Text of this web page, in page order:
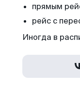
прямым
рейс с
Иногда в